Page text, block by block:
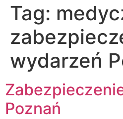
Tag:
wydarzeń
Poznań